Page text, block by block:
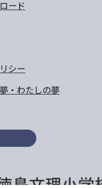
ード
シー
・わたしの夢